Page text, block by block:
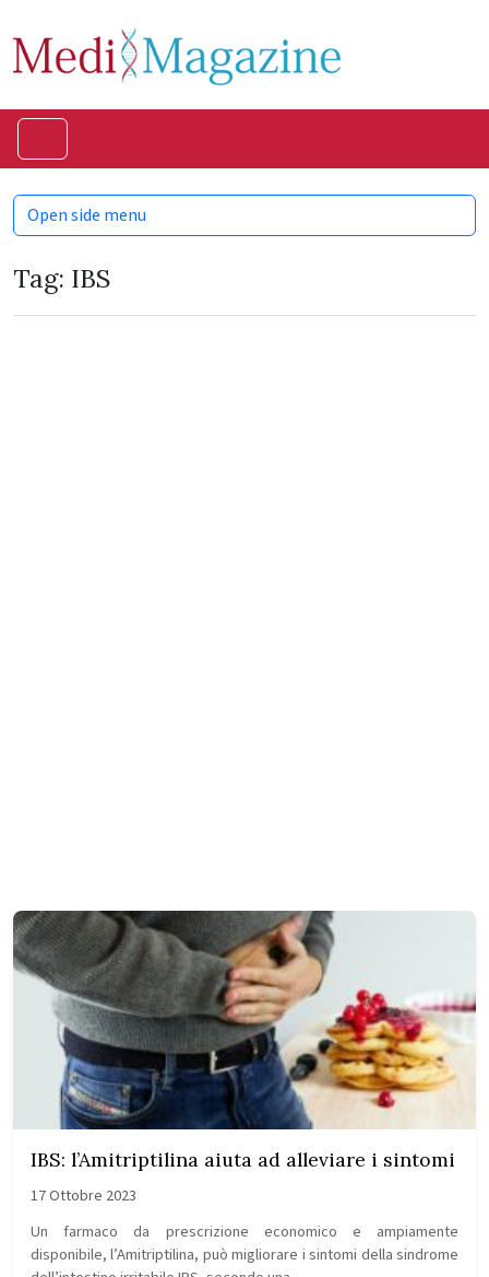
Tag: IBS
IBS: l’Amitriptilina aiuta ad alleviare i sintomi
17 Ottobre 2023
Un farmaco da prescrizione economico e ampiamente
disponibile, l’Amitriptilina, può migliorare i sintomi della sindrome
Open side menu